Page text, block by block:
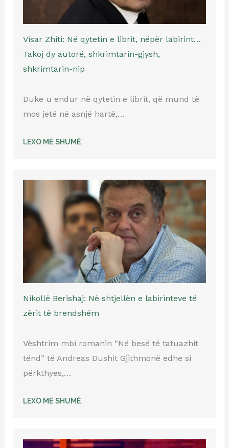
Visar Zhiti: Në qytetin e librit, nëpër labirint…
Takoj dy autorë, shkrimtarin-gjysh,
shkrimtarin-nip
Duke u endur në qytetin e librit, që mund të
mos jetë në asnjë hartë,…
LEXO MË SHUMË
Nikollë Berishaj: Në shtjellën e labirinteve të
zërit të brendshëm
Vështrim mbi romanin “Në besë të tatuazhit
tënd” të Andreas Dushit Gjithmonë edhe si
përkthyes,…
LEXO MË SHUMË